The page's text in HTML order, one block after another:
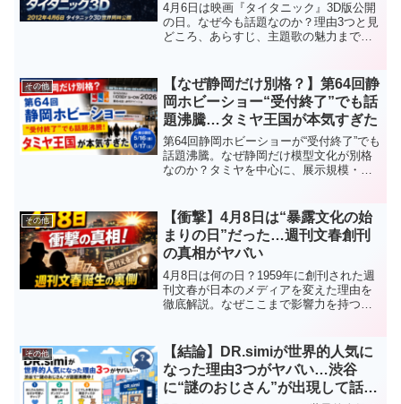
4月6日は映画『タイタニック』3D版公開
の日。なぜ今も話題なのか？理由3つと見
どころ、あらすじ、主題歌の魅力まで完
その他
【なぜ静岡だけ別格？】第64回静
岡ホビーショー“受付終了”でも話
題沸騰…タミヤ王国が本気すぎた
第64回静岡ホビーショーが“受付終了”でも
話題沸騰。なぜ静岡だけ模型文化が別格
なのか？タミヤを中心に、展示規模・モ
その他
【衝撃】4月8日は“暴露文化の始
まりの日”だった…週刊文春創刊
の真相がヤバい
4月8日は何の日？1959年に創刊された週
刊文春が日本のメディアを変えた理由を
徹底解説。なぜここまで影響力を持つの
その他
【結論】DR.simiが世界的人気に
なった理由3つがヤバい…渋谷
に“謎のおじさん”が出現して話題